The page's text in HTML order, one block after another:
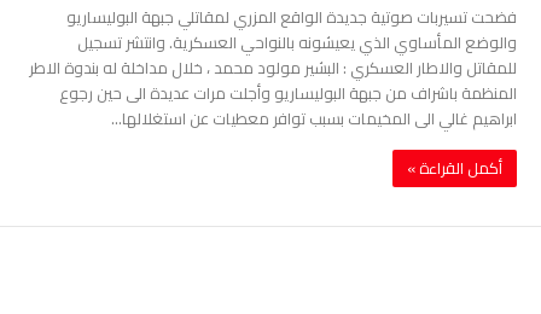
فضحت تسيربات صوتية جديدة الواقع المزري لمقاتلي جبهة البوليساريو
والوضع المأساوي الذي يعيشونه بالنواحي العسكرية. وانتشر تسجيل
للمقاتل والاطار العسكري : البشير مولود محمد ، خلال مداخلة له بندوة الاطر
المنظمة باشراف من جبهة البوليساريو وأجلت مرات عديدة الى حين رجوع
ابراهيم غالي الى المخيمات بسبب توافر معطيات عن استغلالها…
‫أكمل القراءة »‬